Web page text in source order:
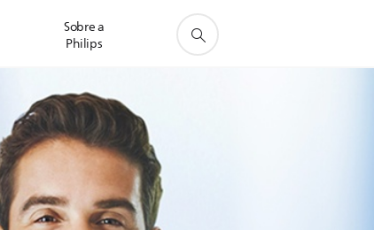
Sobre a
Philips